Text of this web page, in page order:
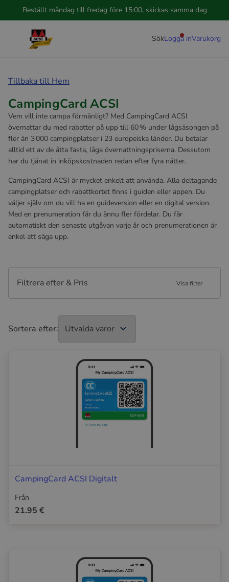
Beställt måndag till fredag före 15:00, skickas samma dag
SökLogga inVarukorg
Tillbaka till Hem
CampingCard ACSI
Vem vill inte campa förmånligt? Med CampingCard ACSI
övernattar du med rabatter på upp till 60 % under lågsäsongen på
fler än 3 000 campingplatser i 23 europeiska länder. Du betalar
alltid ett av de åtta fasta, låga övernattningspriserna. Dessutom
har du tjänat in inköpskostnaden redan efter fyra nätter.
CampingCard ACSI är mycket enkelt att använda. Alla deltagande
campingplatser och rabattkortet finns i guiden eller appen. Du
väljer själv om du vill ha en guideversion eller en digital version.
Med en prenumeration får du ännu fler fördelar. Du får
automatiskt den senaste utgåvan varje år och prenumerationen är
enkel att säga upp.
Filtrera efter & Pris Visa filter
Sortera efter:
CampingCard ACSI Digitalt
Från
21.95 €